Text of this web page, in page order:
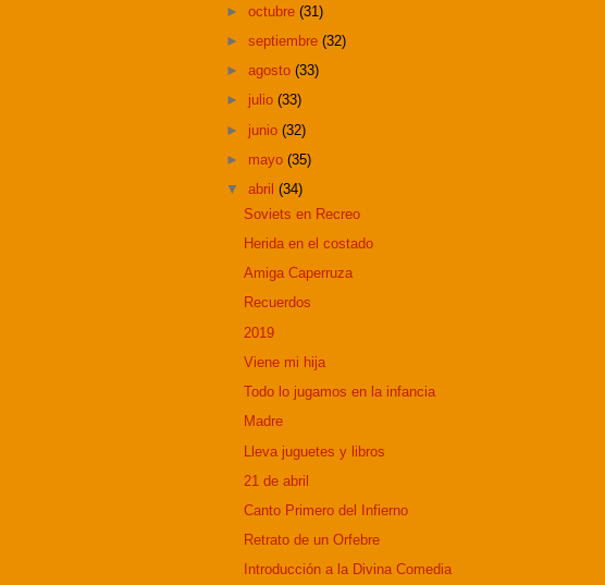
►octubre(31)
►septiembre(32)
►agosto(33)
► julio(33)
► junio(32)
► mayo(35)
▼abril(34)
Soviets en Recreo
Herida en el costado
Amiga Caperruza
Recuerdos
2019
Viene mi hija
Todo lo jugamos en la infancia
Madre
Lleva juguetes y libros
21 de abril
Canto Primero del Infierno
Retrato de un Orfebre
Introducción a la Divina Comedia